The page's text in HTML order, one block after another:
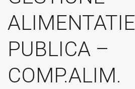
ALIMENTATIE
PUBLICA –
COMP.ALIM.